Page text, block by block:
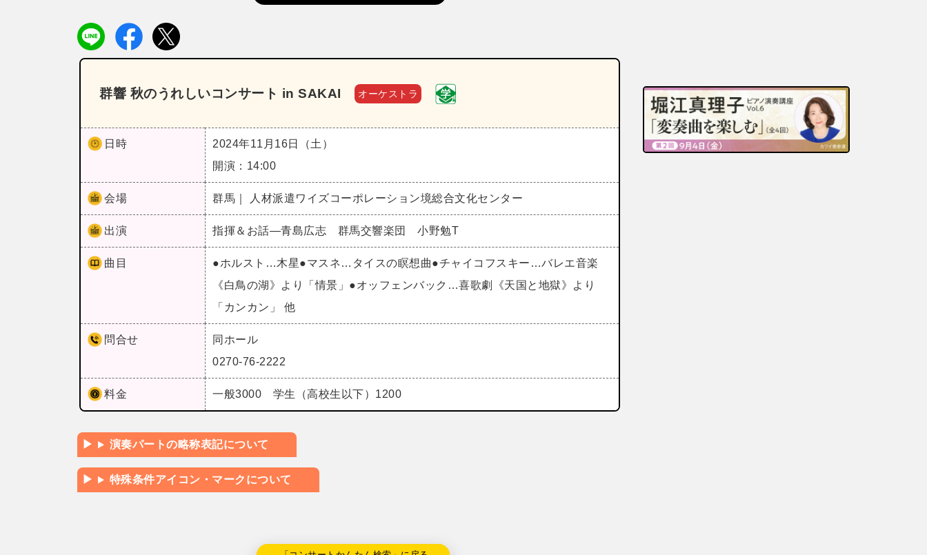
群響 秋のうれしいコンサート in SAKAI オーケストラ
日時
2024年11月16日（土）
開演：14:00
会場 群馬｜ 人材派遣ワイズコーポレーション境総合文化センター
出演 指揮＆お話―青島広志 群馬交響楽団 小野勉T
曲目
●ホルスト…木星●マスネ…タイスの瞑想曲●チャイコフスキー…バレエ音楽
《白鳥の湖》より「情景」●オッフェンバック…喜歌劇《天国と地獄》より
「カンカン」 他
問合せ
同ホール
0270-76-2222
料金 一般3000 学生（高校生以下）1200
演奏パートの略称表記について
特殊条件アイコン・マークについて